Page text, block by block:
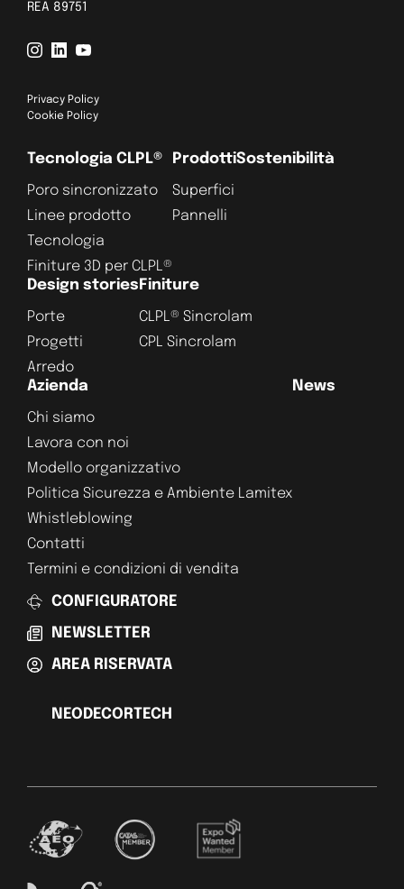
REA 89751
Privacy Policy
Cookie Policy
Tecnologia CLPL®
Poro sincronizzato
Linee prodotto
Tecnologia
Finiture 3D per CLPL®
Prodotti
Superfici
Pannelli
Sostenibilità
Design stories
Porte
Progetti
Arredo
Finiture
CLPL® Sincrolam
CPL Sincrolam
Azienda
Chi siamo
Lavora con noi
Modello organizzativo
Politica Sicurezza e Ambiente Lamitex
Whistleblowing
Contatti
Termini e condizioni di vendita
News
CONFIGURATORE
NEWSLETTER
AREA RISERVATA
NEODECORTECH